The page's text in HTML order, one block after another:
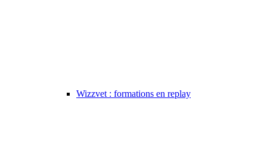
Wizzvet : formations en replay